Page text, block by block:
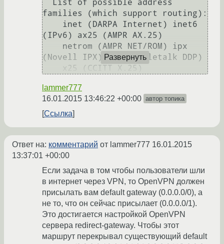
families (which support routing):
(IPv6) ax25 (AMPR AX.25)
(Novell IPX) ddp (Appletalk DDP)
Развернуть
lammer777
16.01.2015 13:46:22 +00:00 автор топика
Ссылка
Ответ на: комментарий от lammer777 16.01.2015
13:37:01 +00:00
Если задача в том чтобы пользователи шли
в интернет через VPN, то OpenVPN должен
присылать вам default gateway (0.0.0.0/0), а
не то, что он сейчас присылает (0.0.0.0/1).
Это достигается настройкой OpenVPN
сервера redirect-gateway. Чтобы этот
маршрут перекрывал существующий default